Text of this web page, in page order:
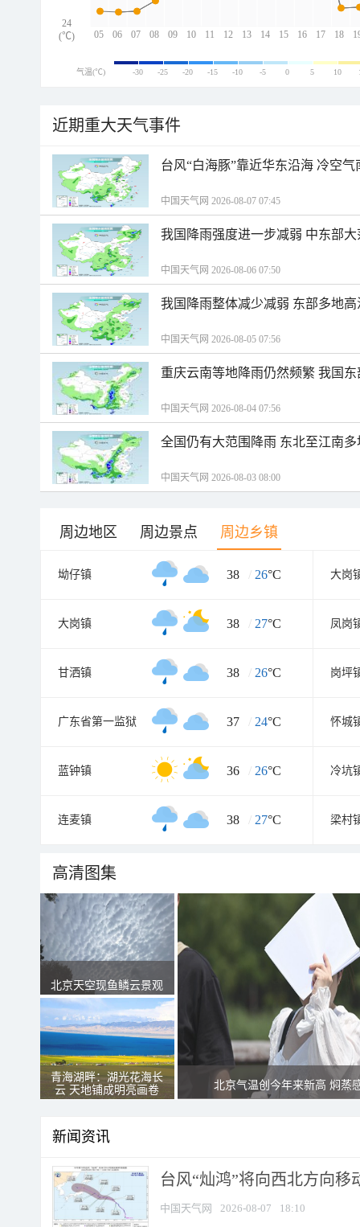
05 06 07 08 09 10 11 12 13 14 15 16 17 18
24
(℃)
气温(℃) -30 -25 -20 -15 -10 -5 0 5 10
近期重大天气事件
台风“白海豚”靠近华东沿海 冷空
中国天气网 2026-08-07 07:45
我国降雨强度进一步减弱 中东部
中国天气网 2026-08-06 07:50
我国降雨整体减少减弱 东部多地
中国天气网 2026-08-05 07:56
重庆云南等地降雨仍然频繁 我国
中国天气网 2026-08-04 07:56
全国仍有大范围降雨 东北至江南
中国天气网 2026-08-03 08:00
周边地区 周边景点 周边乡镇
坳仔镇 38 / 26°C 大岗
大岗镇 38 / 27°C 凤岗
甘洒镇 38 / 26°C 岗坪
广东省第一监狱 37 / 24°C 怀城
蓝钟镇 36 / 26°C 冷坑
连麦镇 38 / 27°C 梁村
高清图集
北京天空现鱼鳞云景观
青海湖畔：湖光花海长
云 天地铺成明亮画卷
北京气温创今年来新高 焖蒸
新闻资讯
台风“灿鸿”将向西北方向移
中国天气网 2026-08-07 18:10